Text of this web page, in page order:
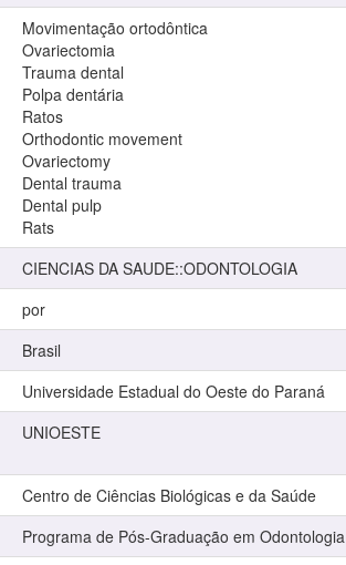
Movimentação ortodôntica
Ovariectomia
Trauma dental
Polpa dentária
Ratos
Orthodontic movement
Ovariectomy
Dental trauma
Dental pulp
Rats
CIENCIAS DA SAUDE::ODONTOLOGIA
por
Brasil
Universidade Estadual do Oeste do Paraná
UNIOESTE
Centro de Ciências Biológicas e da Saúde
Programa de Pós-Graduação em Odontologia